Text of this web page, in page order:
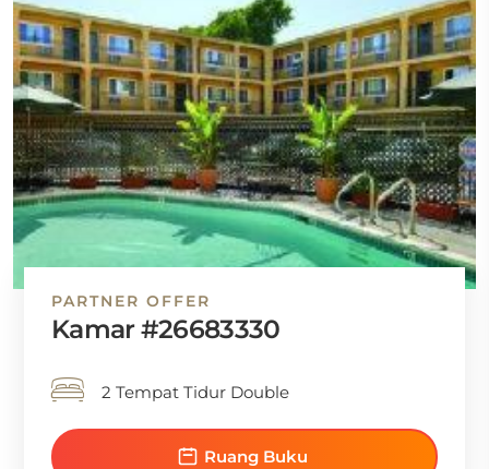
PARTNER OFFER
Kamar #26683330
2 Tempat Tidur Double
Ruang Buku